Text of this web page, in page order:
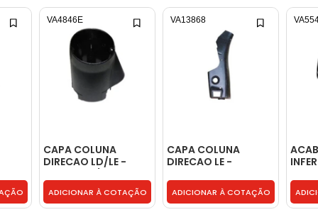
CAPA COLUNA
DIRECAO LD/LE -
ADICIONAR À COTAÇÃO
VA4846E
CAPA COLUNA
DIRECAO LE -
ADICIONAR À COTAÇÃO
VA13868